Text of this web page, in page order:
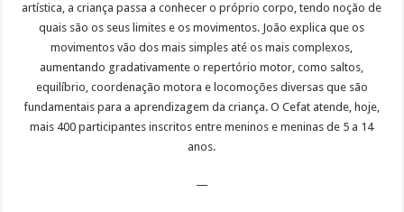
artística, a criança passa a conhecer o próprio corpo, tendo noção de
quais são os seus limites e os movimentos. João explica que os
movimentos vão dos mais simples até os mais complexos,
aumentando gradativamente o repertório motor, como saltos,
equilíbrio, coordenação motora e locomoções diversas que são
fundamentais para a aprendizagem da criança. O Cefat atende, hoje,
mais 400 participantes inscritos entre meninos e meninas de 5 a 14
anos.
—